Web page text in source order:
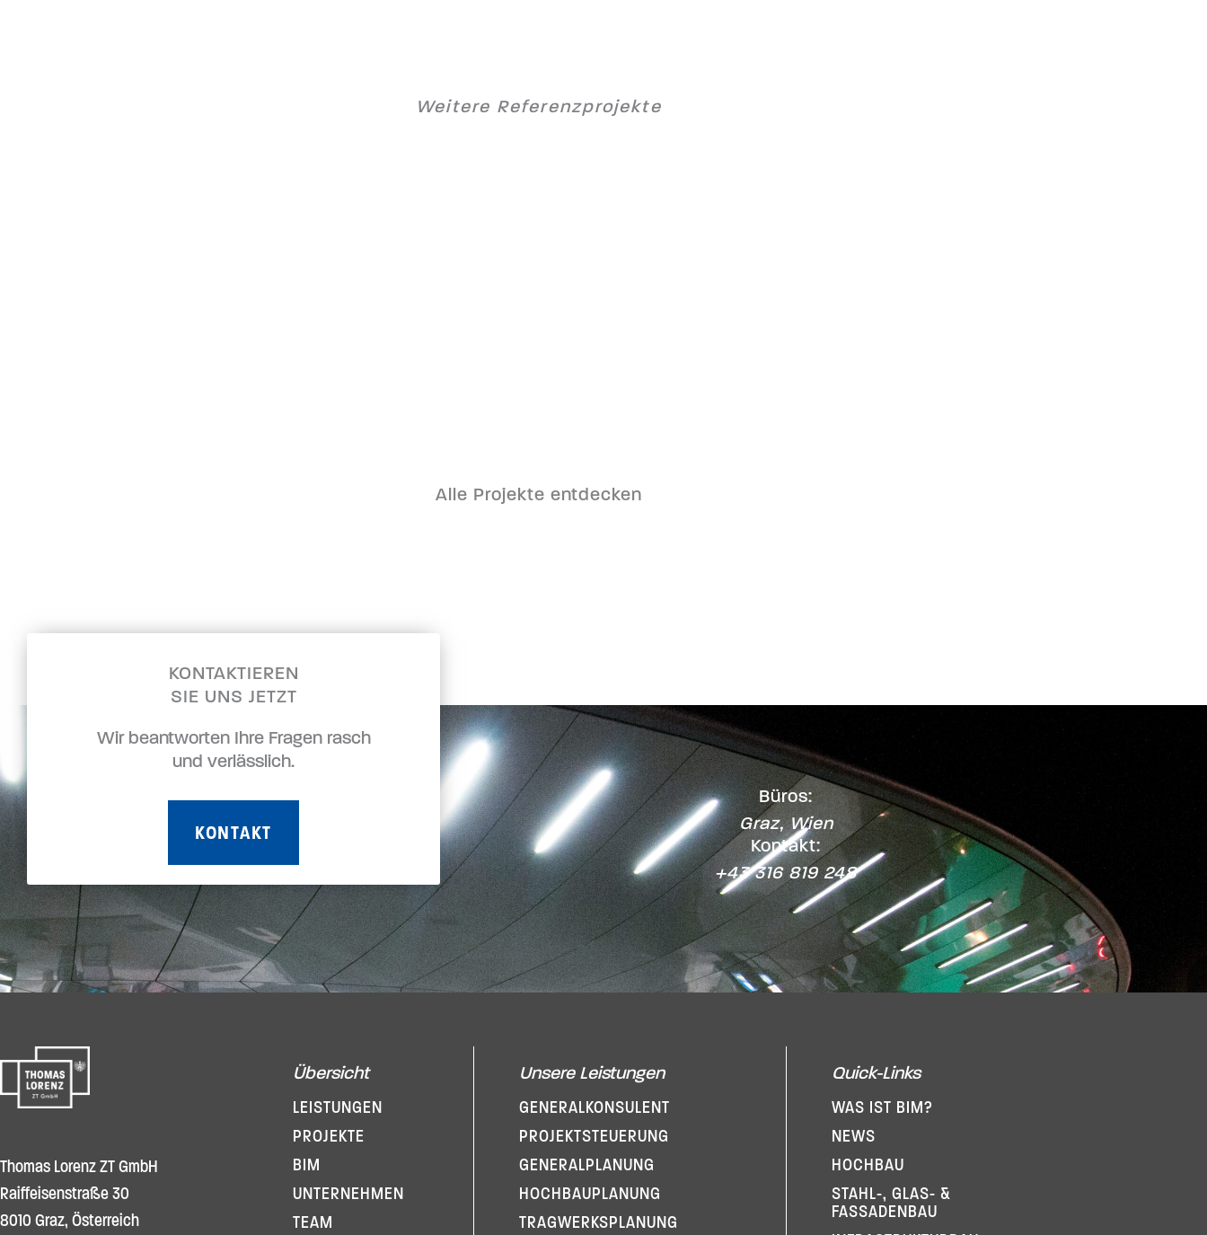
Weitere Referenzprojekte
Alle Projekte entdecken
KONTAKTIEREN
SIE UNS JETZT
Wir beantworten Ihre Fragen rasch
und verlässlich.
KONTAKT
Büros:
Graz, Wien
Kontakt:
+43 316 819 248
Thomas Lorenz ZT GmbH
Raiffeisenstraße 30
8010 Graz, Österreich
Übersicht
LEISTUNGEN
PROJEKTE
BIM
UNTERNEHMEN
TEAM
Unsere Leistungen
GENERAL­KONSULENT
PROJEKT­STEUERUNG
GENERAL­PLANUNG
HOCHBAUPLANUNG
TRAGWERKSPLANUNG
Quick-Links
WAS IST BIM?
NEWS
HOCHBAU
STAHL-, GLAS- &
FASSADENBAU